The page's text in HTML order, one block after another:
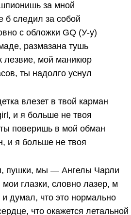
за мной
б следил за собой
с обложки GQ (У-у)
размазана тушь
лезвие, мой маникюр
ты надолго уснул
влезет в твой карман
и я больше не твоя
поверишь в мой обман
и я больше не твоя
пушки, мы — Ангелы Чарли
глазки, словно лазер, м
думал, что это нормально
что окажется летальной